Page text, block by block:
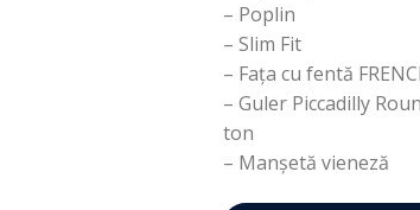
– Poplin
– Slim Fit
– Fața cu fentă
– Guler Piccadilly
ton
– Manșetă vieneză